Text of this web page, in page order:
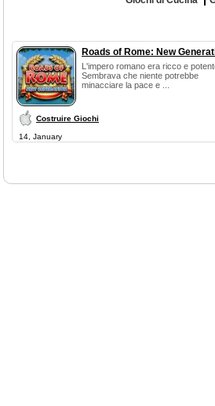
Roads of Rome: New
L'impero romano era ricco e
Sembrava che niente potrebbe
minacciare la pace e ...
Costruire Giochi
14, January